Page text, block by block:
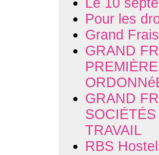
Le 10
Pour les
Grand
GRAND
GRAND
TRAVAIL
RBS